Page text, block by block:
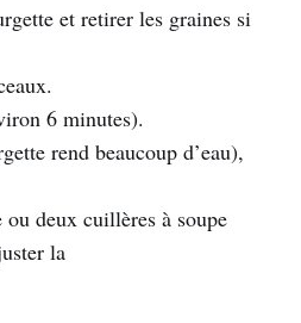
et retirer les graines si
6 minutes).
rend beaucoup d’eau),
deux cuillères à soupe
la